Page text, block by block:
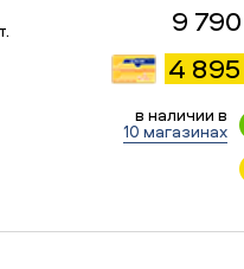
9
4
в наличии в
10 магазинах